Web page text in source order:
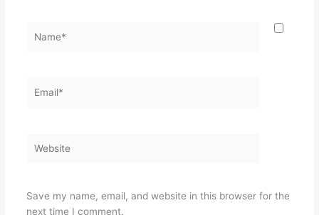
Save my name, email, and website in this browser for the
next time I comment.